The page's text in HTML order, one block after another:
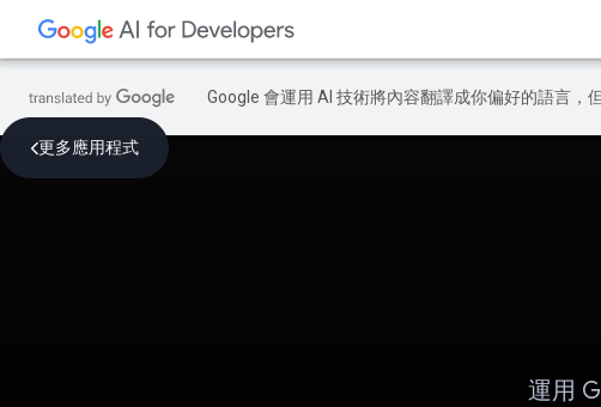
Google 會運用 AI 技術將內容翻譯成你偏好的語言，
更多應用程式
運用